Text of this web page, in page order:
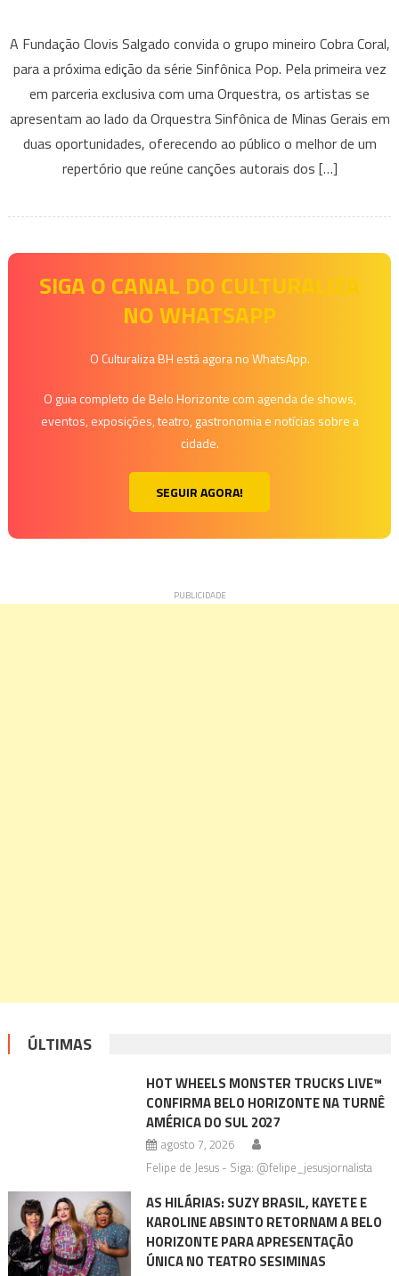
Pop
com
Grupo
Cobra
Coral
A Fundação Clovis Salgado convida o grupo mineiro Cobra Coral,
para a próxima edição da série Sinfônica Pop. Pela primeira vez
em parceria exclusiva com uma Orquestra, os artistas se
apresentam ao lado da Orquestra Sinfônica de Minas Gerais em
duas oportunidades, oferecendo ao público o melhor de um
repertório que reúne canções autorais dos […]
SIGA O CANAL DO CULTURALIZA
NO WHATSAPP
O Culturaliza BH está agora no WhatsApp.
O guia completo de Belo Horizonte com agenda de shows,
eventos, exposições, teatro, gastronomia e notícias sobre a
cidade.
SEGUIR AGORA!
ÚLTIMAS
HOT WHEELS MONSTER TRUCKS LIVE™
CONFIRMA BELO HORIZONTE NA TURNÊ
AMÉRICA DO SUL 2027
agosto 7, 2026
Felipe de Jesus - Siga: @felipe_jesusjornalista
AS HILÁRIAS: SUZY BRASIL, KAYETE E
KAROLINE ABSINTO RETORNAM A BELO
HORIZONTE PARA APRESENTAÇÃO
ÚNICA NO TEATRO SESIMINAS